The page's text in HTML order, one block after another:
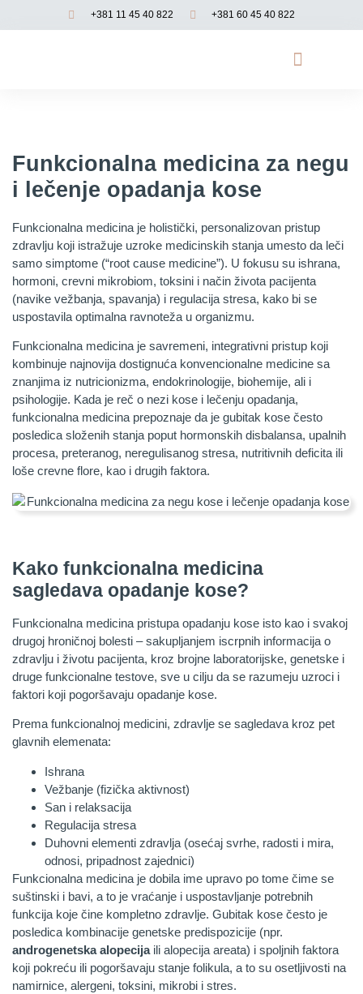
+381 11 45 40 822 +381 60 45 40 822
Funkcionalna medicina za negu
i lečenje opadanja kose
Funkcionalna medicina je holistički, personalizovan pristup
zdravlju koji istražuje uzroke medicinskih stanja umesto da leči
samo simptome (“root cause medicine”). U fokusu su ishrana,
hormoni, crevni mikrobiom, toksini i način života pacijenta
(navike vežbanja, spavanja) i regulacija stresa, kako bi se
uspostavila optimalna ravnoteža u organizmu.
Funkcionalna medicina je savremeni, integrativni pristup koji
kombinuje najnovija dostignuća konvencionalne medicine sa
znanjima iz nutricionizma, endokrinologije, biohemije, ali i
psihologije. Kada je reč o nezi kose i lečenju opadanja,
funkcionalna medicina prepoznaje da je gubitak kose često
posledica složenih stanja poput hormonskih disbalansa, upalnih
procesa, preteranog, neregulisanog stresa, nutritivnih deficita ili
loše crevne flore, kao i drugih faktora.
Kako funkcionalna medicina
sagledava opadanje kose?
Funkcionalna medicina pristupa opadanju kose isto kao i svakoj
drugoj hroničnoj bolesti – sakupljanjem iscrpnih informacija o
zdravlju i životu pacijenta, kroz brojne laboratorijske, genetske i
druge funkcionalne testove, sve u cilju da se razumeju uzroci i
faktori koji pogoršavaju opadanje kose.
Prema funkcionalnoj medicini, zdravlje se sagledava kroz pet
glavnih elemenata:
Ishrana
Vežbanje (fizička aktivnost)
San i relaksacija
Regulacija stresa
Duhovni elementi zdravlja (osećaj svrhe, radosti i mira,
odnosi, pripadnost zajednici)
Funkcionalna medicina je dobila ime upravo po tome čime se
suštinski i bavi, a to je vraćanje i uspostavljanje potrebnih
funkcija koje čine kompletno zdravlje. Gubitak kose često je
posledica kombinacije genetske predispozicije (npr.
androgenetska alopecijaili alopecija areata) i spoljnih faktora
koji pokreću ili pogoršavaju stanje folikula, a to su osetljivosti na
namirnice, alergeni, toksini, mikrobi i stres.